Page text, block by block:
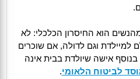
הוא החיסרון הכלכלי: לא
למיילדת וגם לדולה, אם שוכרים
אישה שיולדת בבית אינה
לביטוח הלאומי.